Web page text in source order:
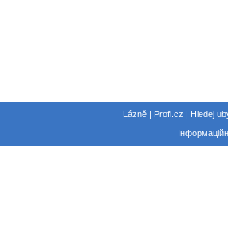
Lázně | Profi.cz | Hledej